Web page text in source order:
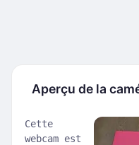
Aperçu de la
Cette
webcam est